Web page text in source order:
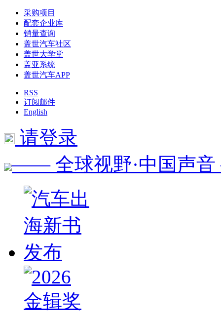
采购项目
配套企业库
销量查询
盖世汽车社区
盖世大学堂
盖亚系统
盖世汽车APP
RSS
订阅邮件
English
请登录
—— 全球视野·中国声